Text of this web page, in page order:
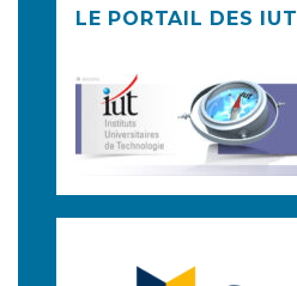
LE PORTAIL DES IUT